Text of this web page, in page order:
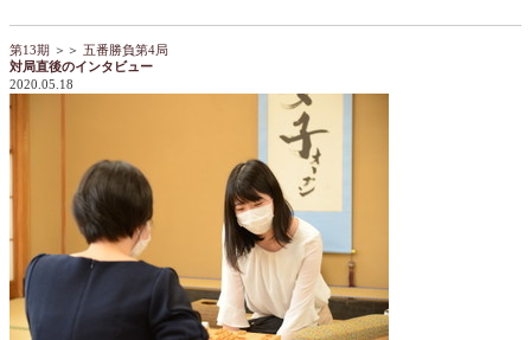
第13期 ＞＞ 五番勝負第4局
対局直後のインタビュー
2020.05.18